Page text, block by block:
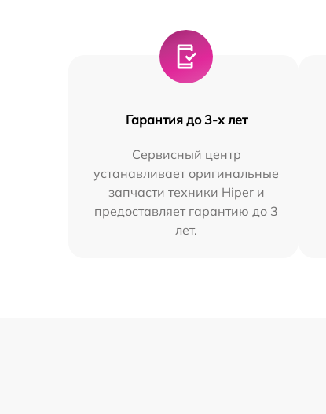
Гарантия до 3-х лет
Сервисный центр
устанавливает оригинальные
запчасти техники Hiper и
предоставляет гарантию до 3
лет.